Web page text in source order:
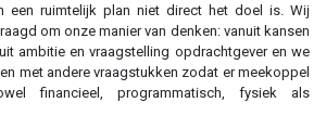
een ruimtelijk plan niet direct het doel is. Wij
om onze manier van denken: vanuit kansen
ambitie en vraagstelling opdrachtgever en we
met andere vraagstukken zodat er meekoppel
financieel, programmatisch, fysiek als